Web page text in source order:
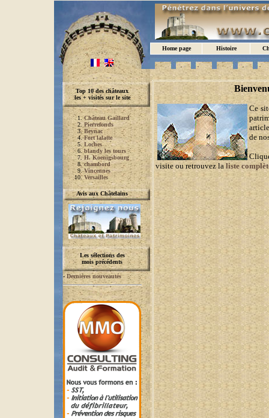
Home page Histoire
Top 10 des châteaux
les + visités sur le site
Château Gaillard
Pierrefonds
Beynac
Fort lalatte
Loches
blandy les tours
H. Koenigsbourg
chambord
Vincennes
Versailles
Avis aux Châtelains
Les sélections des
mois précédents
- Dernières nouveautés
Ce
de
visite ou retrouvez la liste